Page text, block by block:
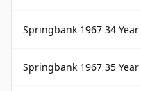
Springbank 1967 34
Springbank 1967 35